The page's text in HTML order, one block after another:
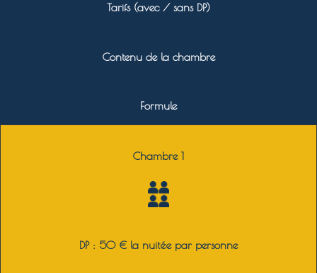
Tarifs (avec / sans DP)
Contenu de la chambre
Formule
Chambre 1
DP : 50 € la nuitée par personne